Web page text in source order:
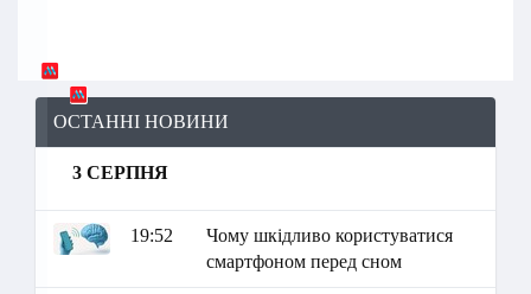
ОСТАННІ НОВИНИ
3 СЕРПНЯ
19:52
Чому шкідливо користуватися
смартфоном перед сном